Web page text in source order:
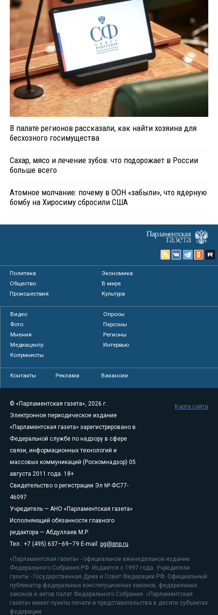
В палате регионов рассказали, как найти хозяина для
бесхозного госимущества
Сахар, мясо и лечение зубов: что подорожает в России
больше всего
Атомное молчание: почему в ООН «забыли», что ядерную
бомбу на Хиросиму сбросили США
Политика
Экономика
Общество
В мире
Происшествия
Культура
Видео
Опросы
Фото
Персоны
Мнения
Регионы
Медиацентр
Интервью
Колумнисты
Контакты Реклама Вакансии
© «Парламентская газета», 2026 г.
Электронное периодическое издание
«Парламентская газета» зарегистрировано в
Федеральной службе по надзору в сфере
связи, информационных технологий и
массовых коммуникаций (Роскомнадзор) 05
августа 2011 года. 18+
Свидетельство о регистрации Эл № ФС77-
46097
Учредитель — АНО «Парламентская газета»
Исполняющий обязанности главного
редактора — Абдуллаев М.Р.
Тел.: +7 (495) 637–69–79 E-mail: pg@pnp.ru
«Парламентская газета» - официальное еженедельное издание
Федерального Собрания РФ. Издается с 1997 года. Учредители
газеты - Государственная Дума и Совет Федерации РФ. Официальный
публикатор федеральных конституционных законов, федеральных
законов и актов палат Федерального Собрания. «Парламентская
газета» имеет пункты печати и представительства в десяти субъектах
федерации.
Карта сайта